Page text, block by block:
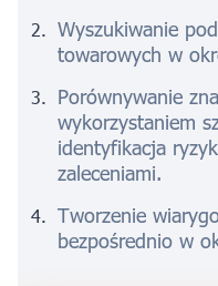
Wyszukiwanie
towarowych w
Porównywanie
wykorzystaniem
identyfikacja
zaleceniami.
Tworzenie
bezpośrednio w